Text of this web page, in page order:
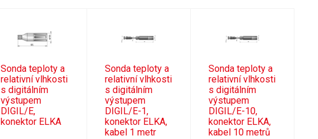
Sonda teploty a
relativní vlhkosti
s digitálním
výstupem
DIGIL/E,
konektor ELKA
Sonda teploty a
relativní vlhkosti
s digitálním
výstupem
DIGIL/E-1,
konektor ELKA,
kabel 1 metr
Sonda teploty a
relativní vlhkosti
s digitálním
výstupem
DIGIL/E-10,
konektor ELKA,
kabel 10 metrů